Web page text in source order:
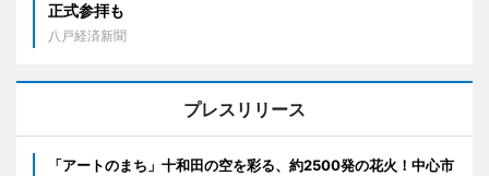
正式参拝も
八戸経済新聞
プレスリリース
「アートのまち」十和田の空を彩る、約2500発の花火！中心市